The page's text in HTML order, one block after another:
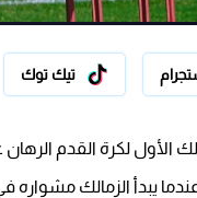
تيك توك
الأول لكرة القدم
يبدأ الزمالك